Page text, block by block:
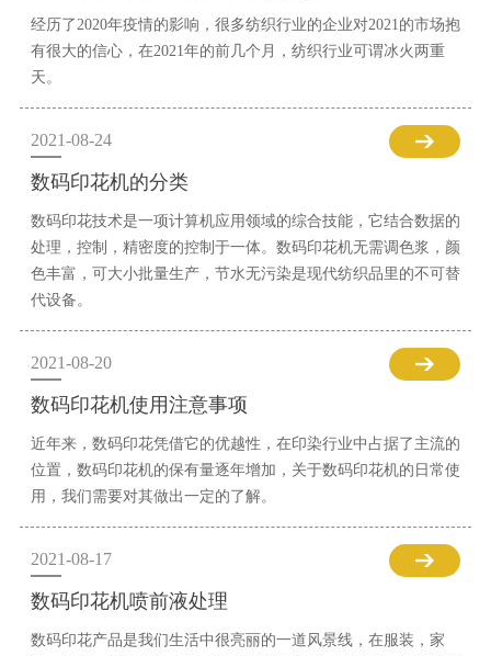
经历了2020年疫情的影响，很多纺织行业的企业对2021的市场抱
有很大的信心，在2021年的前几个月，纺织行业可谓冰火两重
天。
2021-08-24
数码印花机的分类
数码印花技术是一项计算机应用领域的综合技能，它结合数据的
处理，控制，精密度的控制于一体。数码印花机无需调色浆，颜
色丰富，可大小批量生产，节水无污染是现代纺织品里的不可替
代设备。
2021-08-20
数码印花机使用注意事项
近年来，数码印花凭借它的优越性，在印染行业中占据了主流的
位置，数码印花机的保有量逐年增加，关于数码印花机的日常使
用，我们需要对其做出一定的了解。
2021-08-17
数码印花机喷前液处理
数码印花产品是我们生活中很亮丽的一道风景线，在服装，家